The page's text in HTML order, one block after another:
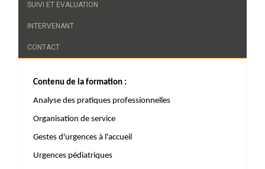
SUIVI ET EVALUATION
INTERVENANT
CONTACT
Contenu de la formation :
Analyse des pratiques professionnelles
Organisation de service
Gestes d'urgences à l'accueil
Urgences pédiatriques